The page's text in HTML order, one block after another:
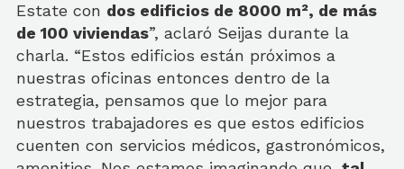
Estate con dos edificios de 8000 m², de más
de 100 viviendas”, aclaró Seijas durante la
charla. “Estos edificios están próximos a
nuestras oficinas entonces dentro de la
estrategia, pensamos que lo mejor para
nuestros trabajadores es que estos edificios
cuenten con servicios médicos, gastronómicos,